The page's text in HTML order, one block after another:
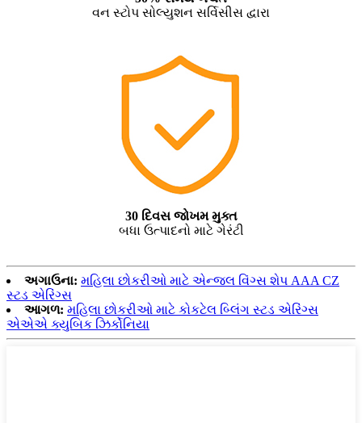
વન સ્ટોપ સોલ્યુશન સર્વિસીસ દ્વારા
30 દિવસ જોખમ મુક્ત
બધા ઉત્પાદનો માટે ગેરંટી
અગાઉના: મહિલા છોકરીઓ માટે એન્જલ વિંગ્સ શેપ AAA CZ
સ્ટડ એરિંગ્સ
આગળ: મહિલા છોકરીઓ માટે કોકટેલ બ્લિંગ સ્ટડ એરિંગ્સ
એએએ ક્યુબિક ઝિર્કોનિયા